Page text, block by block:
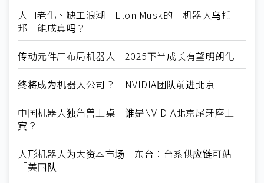
人口老化、缺工浪潮 Elon Musk的「机器人乌托
邦」能成真吗？
传动元件厂布局机器人 2025下半成长有望明朗化
终将成为机器人公司？ NVIDIA团队前进北京
中国机器人独角兽上桌 谁是NVIDIA北京尾牙座上
宾？
人形机器人为大资本市场 东台：台系供应链可站
「美国队」